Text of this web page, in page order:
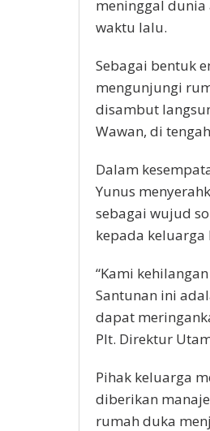
meninggal
waktu lalu.
Sebagai bentuk
mengunjungi
disambut
Wawan, di
Dalam
Yunus
sebagai wujud
kepada
“Kami
Santunan ini
dapat
Plt. Direktur
Pihak keluarga
diberikan
rumah duka